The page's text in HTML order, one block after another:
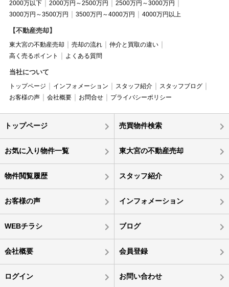
2000万以下 2000万円～2500万円
2500万円～3000万円
3000万円～3500万円
3500万円～4000万円 4000万円以上
【不動産売却】
東大宮の不動産売却 売却の流れ
仲介と買取の違い
高く売るポイント
よくある質問
当社について
トップページ インフォメーション スタッフ紹介
スタッフブログ
お客様の声
会社概要 お問合せ プライバシーポリシー
トップページ 売買物件検索
お気に入り物件一覧 東大宮の不動産売却
物件閲覧履歴 スタッフ紹介
お客様の声 インフォメーション
WEBチラシ ブログ
会社概要 会員登録
ログイン お問い合わせ